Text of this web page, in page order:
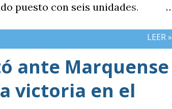
puesto con seis unidades.
puntos y diferencia de -1,
sumar. ¿Por qué Guatemala
resultados? Porque el equipo
frente al rival más débil del
LEER »
ante Marquense
victoria en el